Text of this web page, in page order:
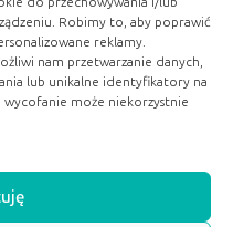
Robimy to, aby poprawić
reklamy.
nam przetwarzanie danych,
lub unikalne identyfikatory na
może niekorzystnie